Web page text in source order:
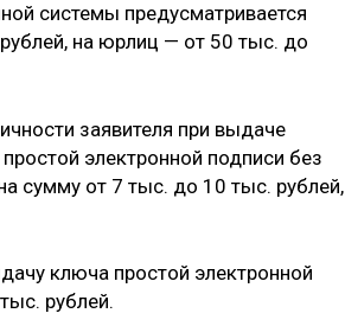
системы предусматривается
на юрлиц — от 50 тыс. до
заявителя при выдаче
электронной подписи без
сумму от 7 тыс. до 10 тыс. рублей,
ключа простой электронной
рублей.